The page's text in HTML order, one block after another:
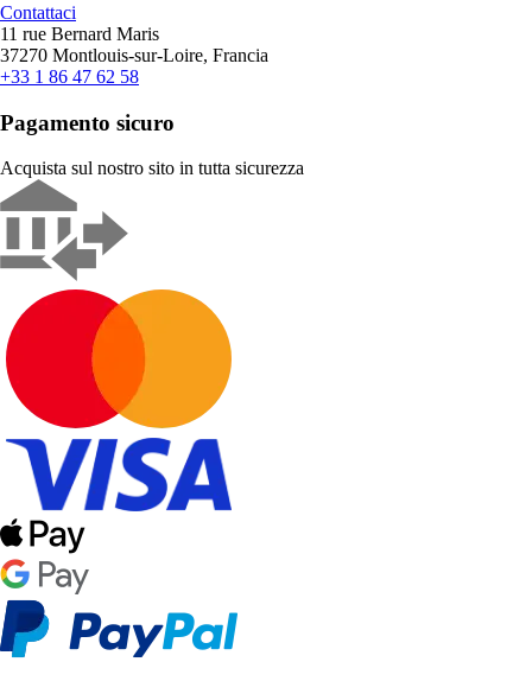
Contattaci
11 rue Bernard Maris
37270 Montlouis-sur-Loire, Francia
+33 1 86 47 62 58
Pagamento sicuro
Acquista sul nostro sito in tutta sicurezza